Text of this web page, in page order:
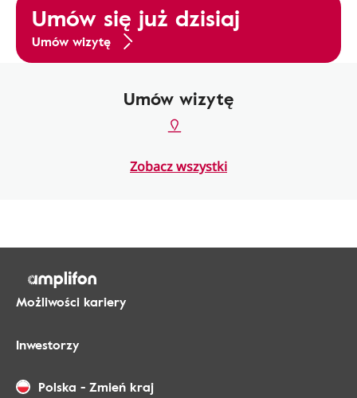
Umów się już dzisiaj
Umów wizytę
Umów wizytę
Zobacz wszystki
Możliwości kariery
Inwestorzy
Polska - Zmień kraj